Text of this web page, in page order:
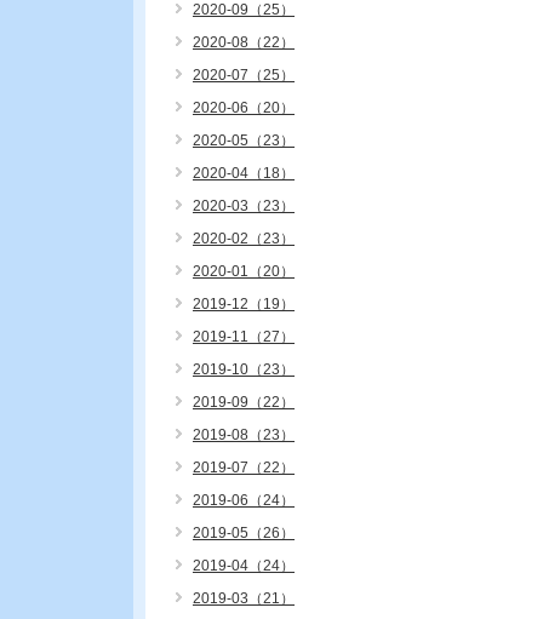
2020-09（25）
2020-08（22）
2020-07（25）
2020-06（20）
2020-05（23）
2020-04（18）
2020-03（23）
2020-02（23）
2020-01（20）
2019-12（19）
2019-11（27）
2019-10（23）
2019-09（22）
2019-08（23）
2019-07（22）
2019-06（24）
2019-05（26）
2019-04（24）
2019-03（21）